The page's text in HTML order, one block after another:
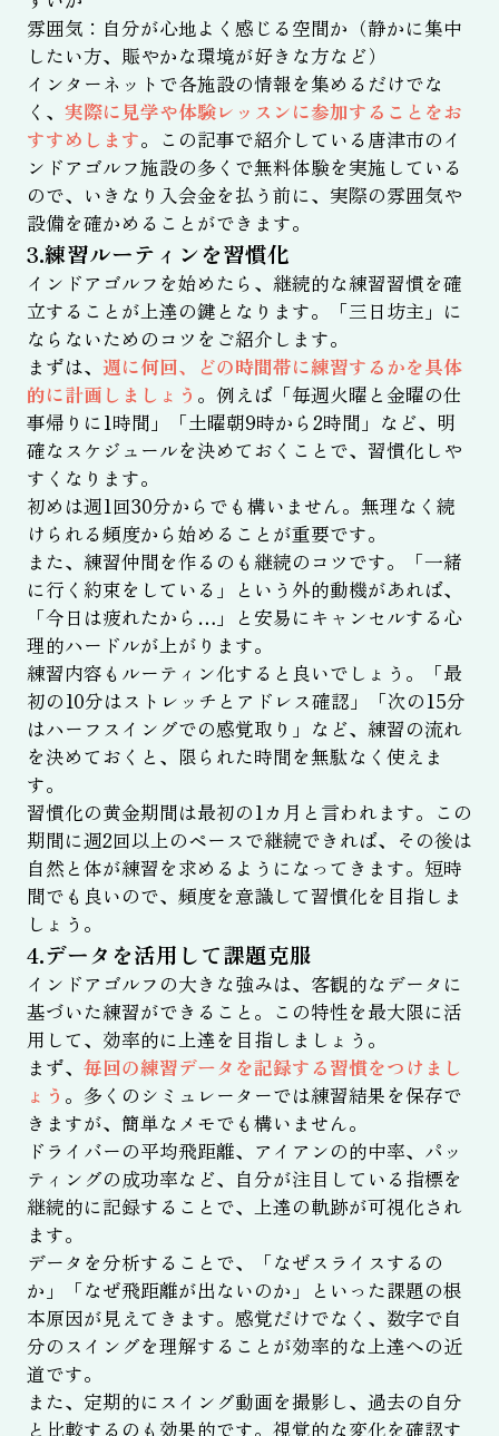
雰囲気：自分が心地よく感じる空間か（静かに集中
したい方、賑やかな環境が好きな方など）
インターネットで各施設の情報を集めるだけでな
く、 実際に見学や体験レッスンに参加することをお
すすめします。この記事で紹介している唐津市のイ
ンドアゴルフ施設の多くで無料体験を実施している
ので、いきなり入会金を払う前に、実際の雰囲気や
設備を確かめることができます。
3.練習ルーティンを習慣化
インドアゴルフを始めたら、継続的な練習習慣を確
立することが上達の鍵となります。「三日坊主」に
ならないためのコツをご紹介します。
まずは、 週に何回、どの時間帯に練習するかを具体
的に計画しましょう 。例えば「毎週火曜と金曜の仕
事帰りに1時間」「土曜朝9時から2時間」など、明
確なスケジュールを決めておくことで、習慣化しや
すくなります。
初めは週1回30分からでも構いません。無理なく続
けられる頻度から始めることが重要です。
また、練習仲間を作るのも継続のコツです。「一緒
に行く約束をしている」という外的動機があれば、
「今日は疲れたから…」と安易にキャンセルする心
理的ハードルが上がります。
練習内容もルーティン化すると良いでしょう。「最
初の10分はストレッチとアドレス確認」「次の15分
はハーフスイングでの感覚取り」など、練習の流れ
を決めておくと、限られた時間を無駄なく使えま
す。
習慣化の黄金期間は最初の1カ月と言われます。この
期間に週2回以上のペースで継続できれば、その後は
自然と体が練習を求めるようになってきます。短時
間でも良いので、頻度を意識して習慣化を目指しま
しょう。
4.データを活用して課題克服
インドアゴルフの大きな強みは、客観的なデータに
基づいた練習ができること。この特性を最大限に活
用して、効率的に上達を目指しましょう。
まず、 毎回の練習データを記録する習慣をつけまし
ょう 。多くのシミュレーターでは練習結果を保存で
きますが、簡単なメモでも構いません。
ドライバーの平均飛距離、アイアンの的中率、パッ
ティングの成功率など、自分が注目している指標を
継続的に記録することで、上達の軌跡が可視化され
ます。
データを分析することで、「なぜスライスするの
か」「なぜ飛距離が出ないのか」といった課題の根
本原因が見えてきます。感覚だけでなく、数字で自
分のスイングを理解することが効率的な上達への近
道です。
また、定期的にスイング動画を撮影し、過去の自分
と比較するのも効果的です。視覚的な変化を確認す